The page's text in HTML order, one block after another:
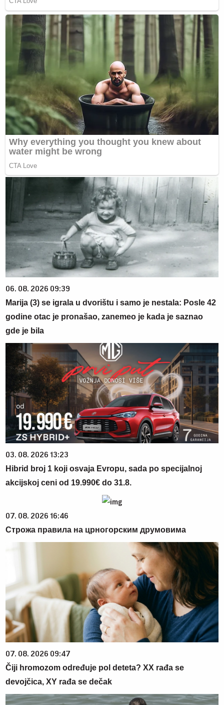
06. 08. 2026 09:39
Marija (3) se igrala u dvorištu i samo je nestala: Posle 42
godine otac je pronašao, zanemeo je kada je saznao
gde je bila
03. 08. 2026 13:23
Hibrid broj 1 koji osvaja Evropu, sada po specijalnoj
akcijskoj ceni od 19.990€ do 31.8.
07. 08. 2026 16:46
Строжа правила на црногорским друмовима
07. 08. 2026 09:47
Čiji hromozom određuje pol deteta? XX rađa se
devojčica, XY rađa se dečak